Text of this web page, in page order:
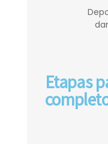
Etapas